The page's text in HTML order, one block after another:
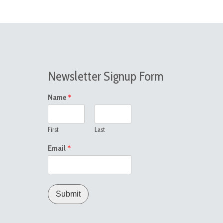
Newsletter Signup Form
Name *
First Last
Email *
Submit